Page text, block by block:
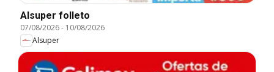
Alsuper folleto
07/08/2026- 10/08/2026
Alsuper